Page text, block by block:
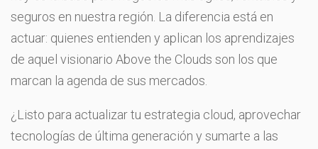
seguros en nuestra región. La diferencia está en
actuar: quienes entienden y aplican los aprendizajes
de aquel visionario Above the Clouds son los que
marcan la agenda de sus mercados.
¿Listo para actualizar tu estrategia cloud, aprovechar
tecnologías de última generación y sumarte a las